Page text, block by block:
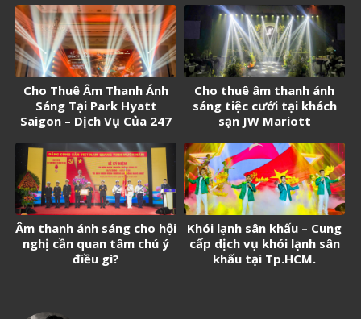
2026
Cho Thuê Âm Thanh Ánh
Sáng Tại Park Hyatt
Saigon – Dịch Vụ Của 247
Cho thuê âm thanh ánh
sáng tiệc cưới tại khách
sạn JW Mariott
Âm thanh ánh sáng cho hội
nghị cần quan tâm chú ý
điều gì?
Khói lạnh sân khấu – Cung
cấp dịch vụ khói lạnh sân
khấu tại Tp.HCM.